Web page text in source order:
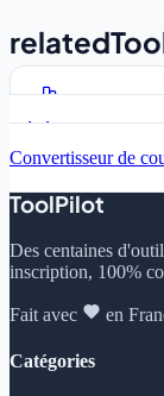
Compteur de
Générateur de mots
Convertisseur de
ToolPilot
Des centaines
inscription, 100%
Fait avec en
Catégories